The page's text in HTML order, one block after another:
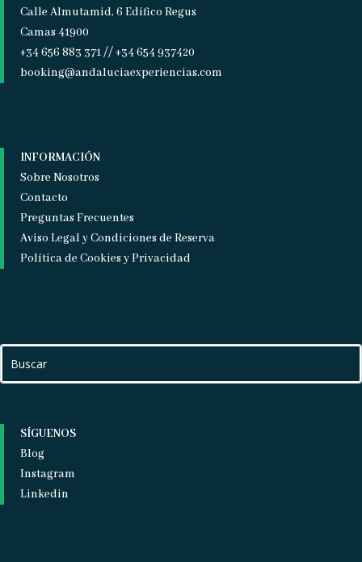
Calle Almutamid, 6 Edifico Regus
Camas 41900
+34 656 883 371 // +34 654 937420
booking@andaluciaexperiencias.com
INFORMACIÓN
Sobre Nosotros
Contacto
Preguntas Frecuentes
Aviso Legal y Condiciones de Reserva
Política de Cookies y Privacidad
SÍGUENOS
Blog
Instagram
Linkedin